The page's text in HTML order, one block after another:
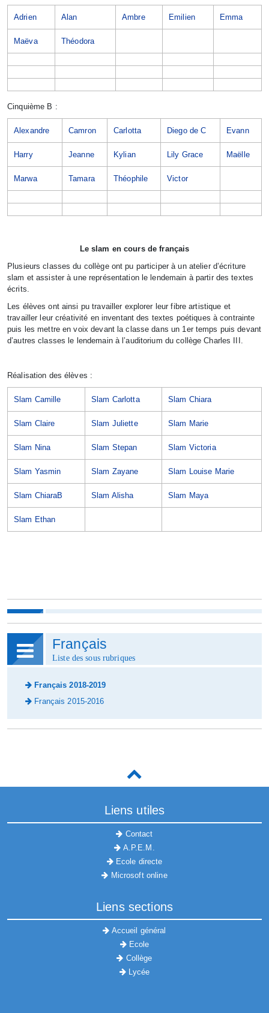
Adrien Alan Ambre Emilien Emma
Maëva Théodora
Cinquième B :
Alexandre Camron Carlotta Diego de C Evann
Harry Jeanne Kylian Lily Grace Maëlle
Marwa Tamara Théophile Victor
Le slam en cours de français
Plusieurs classes du collège ont pu participer à un atelier d’écriture
slam et assister à une représentation le lendemain à partir des textes
écrits.
Les élèves ont ainsi pu travailler explorer leur fibre artistique et
travailler leur créativité en inventant des textes poétiques à contrainte
puis les mettre en voix devant la classe dans un 1er temps puis devant
d’autres classes le lendemain à l’auditorium du collège Charles III.
Réalisation des élèves :
Slam Camille Slam Carlotta Slam Chiara
Slam Claire Slam Juliette Slam Marie
Slam Nina Slam Stepan Slam Victoria
Slam Yasmin Slam Zayane Slam Louise Marie
Slam ChiaraB Slam Alisha Slam Maya
Slam Ethan
Français
Liste des sous rubriques
Français 2018-2019
Français 2015-2016
Liens utiles
Contact
A.P.E.M.
Ecole directe
Microsoft online
Liens sections
Accueil général
Ecole
Collège
Lycée